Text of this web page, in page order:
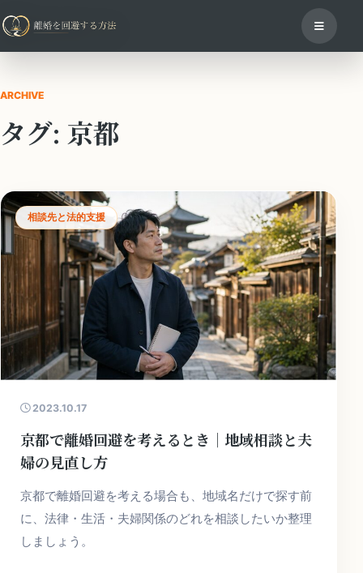
ARCHIVE
タグ: 京都
相談先と法的支援
2023.10.17
京都で離婚回避を考えるとき｜地域相談と夫
婦の見直し方
京都で離婚回避を考える場合も、地域名だけで探す前
に、法律・生活・夫婦関係のどれを相談したいか整理
しましょう。